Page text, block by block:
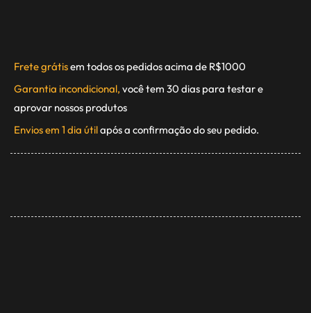
Frete grátisem todos os pedidos acima de R$1000
Garantia incondicional, você tem 30 dias para testar e
aprovar nossos produtos
Envios em 1 dia útilapós a confirmação do seu pedido.